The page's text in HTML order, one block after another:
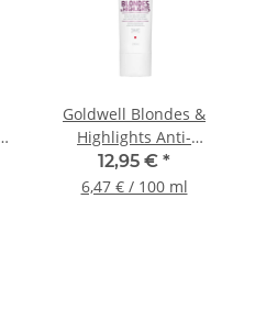
Goldwell Blondes &
Highlights Anti-
Gelbstich Conditioner,
200ml
12,95 € *
6,47 € / 100 ml